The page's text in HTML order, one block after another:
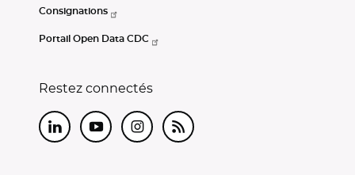
Consignations
Portail Open Data CDC
Restez connectés
LinkedInYoutubeInstagram
RSS